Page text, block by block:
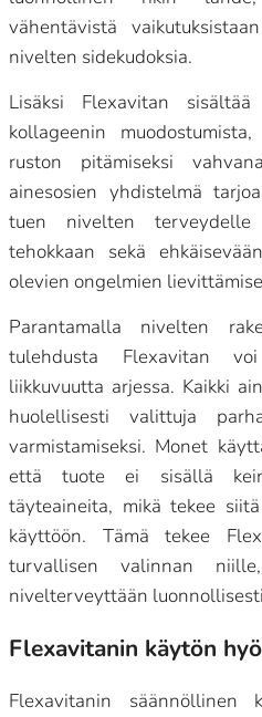
vähentävistä
nivelten sidekudoksia.
Lisäksi Flexavitan
kollageenin
ruston pitämiseksi
ainesosien yhdistelmä
tuen nivelten
tehokkaan sekä
olevien ongelmien
Parantamalla nivelten
tulehdusta Flexavitan
liikkuvuutta arjessa. Kaikki
huolellisesti valittuja
varmistamiseksi. Monet
että tuote ei sisällä
täyteaineita, mikä tekee
käyttöön. Tämä tekee
turvallisen valinnan
nivelterveyttään
Flexavitanin käytön
Flexavitanin